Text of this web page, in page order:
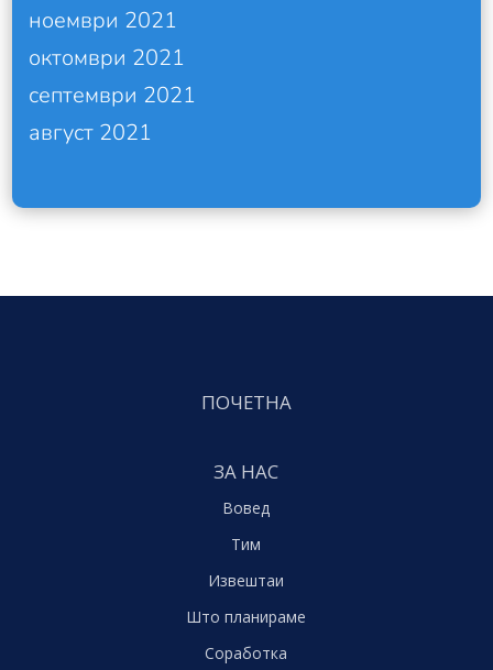
ноември 2021
октомври 2021
септември 2021
август 2021
ПОЧЕТНА
ЗА НАС
Вовед
Тим
Извештаи
Што планираме
Соработка